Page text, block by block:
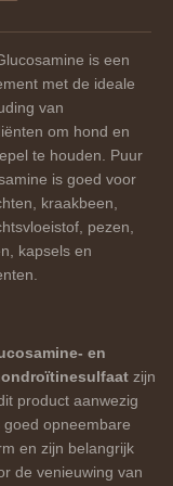
is een
met de ideale
van
om hond en
te houden. Puur
is goed voor
kraakbeen,
pezen,
kapsels en
en
zijn
product aanwezig
goed opneembare
en zijn belangrijk
de venieuwing van